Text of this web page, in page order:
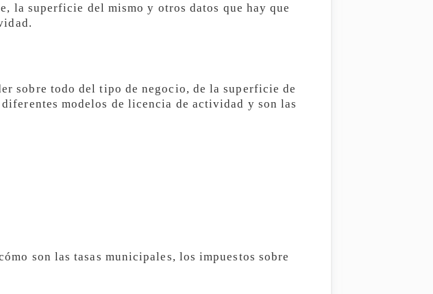
la superficie del mismo y otros datos que hay que
sobre todo del tipo de negocio, de la superficie de
modelos de licencia de actividad y son las
son las tasas municipales, los impuestos sobre